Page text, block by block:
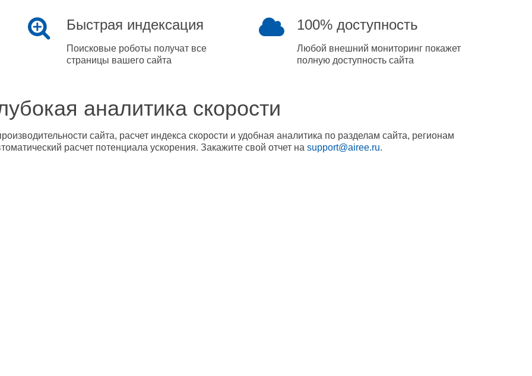
Быстрая индексация
Поисковые роботы получат все
страницы вашего сайта
100% доступность
Любой внешний мониторинг покажет
полную доступность сайта
аналитика скорости
сайта, расчет индекса скорости и удобная аналитика по разделам сайта, регионам
расчет потенциала ускорения. Закажите свой отчет на support@airee.ru.